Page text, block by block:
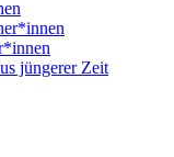
jüngerer Zeit